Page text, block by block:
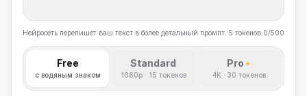
Нейросеть перепишет ваш текст в более детальный промпт. 5 токенов. 0/500
Free
с водяным знаком
Standard
1080p · 15 токенов
Pro
4K · 30 токенов